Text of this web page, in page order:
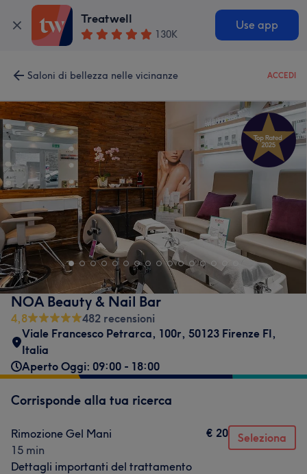
Treatwell
130K
Use app
Saloni di bellezza nelle vicinanze ACCEDI
NOA Beauty & Nail Bar
4,8
482 recensioni
Viale Francesco Petrarca, 100r, 50123 Firenze FI,
Italia
Aperto Oggi: 09:00 - 18:00
Corrisponde alla tua ricerca
Rimozione Gel Mani
15 min
Dettagli importanti del trattamento
€ 20 Seleziona